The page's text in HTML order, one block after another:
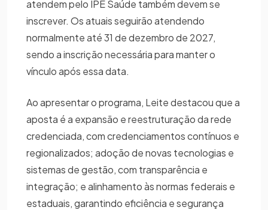
atendem pelo IPE Saúde também devem se
inscrever. Os atuais seguirão atendendo
normalmente até 31 de dezembro de 2027,
sendo a inscrição necessária para manter o
vínculo após essa data.
Ao apresentar o programa, Leite destacou que a
aposta é a expansão e reestruturação da rede
credenciada, com credenciamentos contínuos e
regionalizados; adoção de novas tecnologias e
sistemas de gestão, com transparência e
integração; e alinhamento às normas federais e
estaduais, garantindo eficiência e segurança